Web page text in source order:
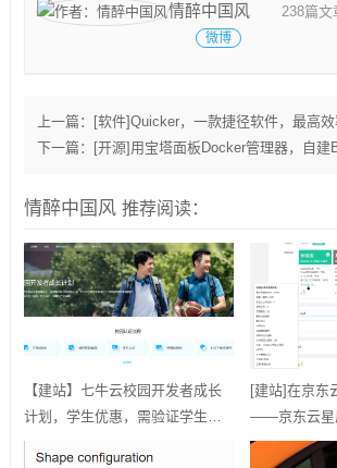
情醉中国风 238篇文
微博
上一篇：
[软件]Quicker，一款捷径软件，最高效
下一篇：
[开源]用宝塔面板Docker管理器，自建
情醉中国风 推荐阅读：
【建站】七牛云校园开发者成长
计划，学生优惠，需验证学生邮
箱
[建站]在京东
——京东云星